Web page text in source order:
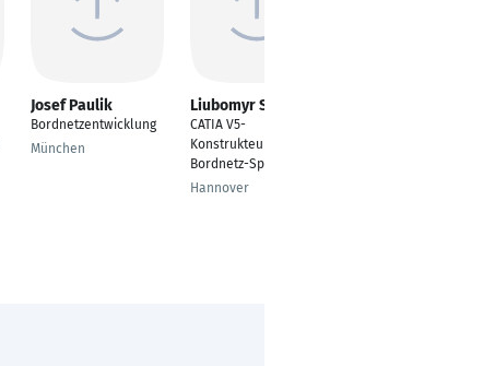
Josef Paulik
Bordnetzentwicklung
München
Liubomyr Syrota
CATIA V5-
Konstrukteur |
Bordnetz-Spezialist
Hannover